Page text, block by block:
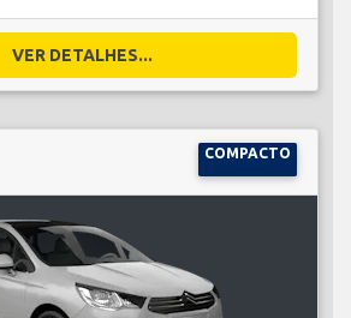
VER DETALHES...
COMPACTO